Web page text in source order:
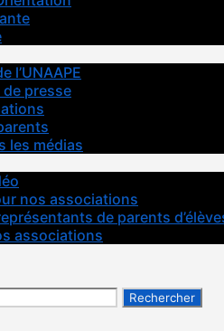
l’UNAAPE
presse
les médias
nos associations
de parents
associations